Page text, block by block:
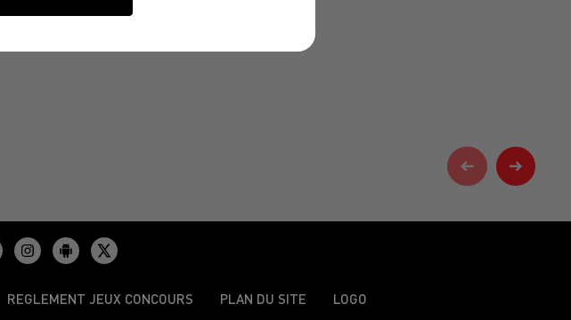
REGLEMENT JEUX CONCOURS PLAN DU SITE LOGO